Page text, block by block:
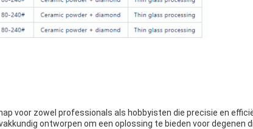
voor zowel professionals als hobbyisten die precisie en
ontworpen om een oplossing te bieden voor degenen